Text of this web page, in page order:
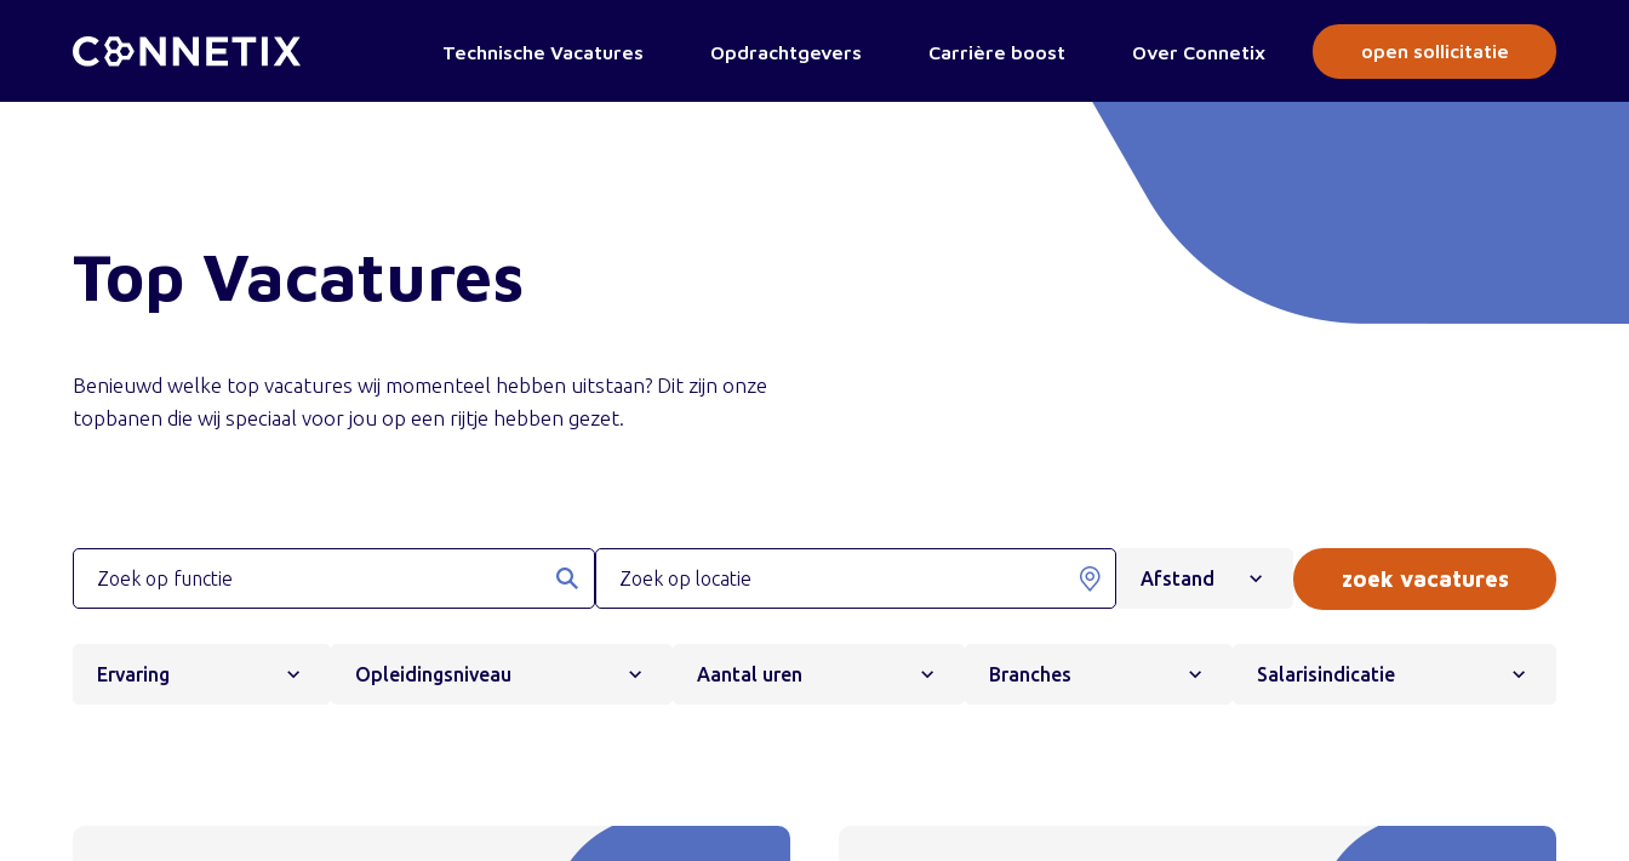
Technische Vacatures Opdrachtgevers Carrière boost Over Connetix open sollicitatie
Top Vacatures
Benieuwd welke top vacatures wij momenteel hebben uitstaan? Dit zijn onze
topbanen die wij speciaal voor jou op een rijtje hebben gezet.
Afstand
Ervaring Opleidingsniveau Aantal uren Branches Salarisindicatie